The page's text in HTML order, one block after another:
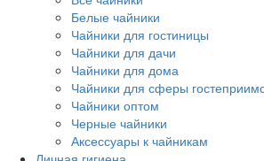
Белые чайники
Чайники для гостиницы
Чайники для дачи
Чайники для дома
Чайники для сферы
Чайники оптом
Черные чайники
Аксессуары к чайникам